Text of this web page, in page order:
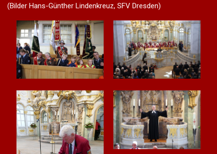
(Bilder Hans-Günther Lindenkreuz, SFV Dresden)